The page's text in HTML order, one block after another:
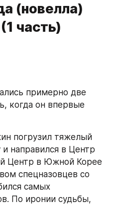
(новелла)
часть)
примерно две
когда он впервые
погрузил тяжелый
направился в Центр
Центр в Южной Корее
спецназовцев со
самых
По иронии судьбы,